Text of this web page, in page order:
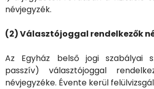
névjegyzék.
(2) Választójoggal rendelkezők
Az Egyház belső jogi szabályai
passzív) választójoggal
névjegyzéke. Évente kerül